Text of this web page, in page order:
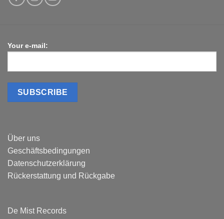
Your e-mail:
Über uns
Geschäftsbedingungen
Datenschutzerklärung
Rückerstattung und Rückgabe
De Mist Records